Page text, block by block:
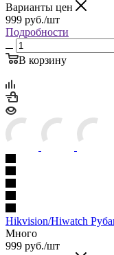
Варианты цен
999 руб./шт
Подробности
В корзину
Hikvision/Hiwatch
Много
999 руб./шт